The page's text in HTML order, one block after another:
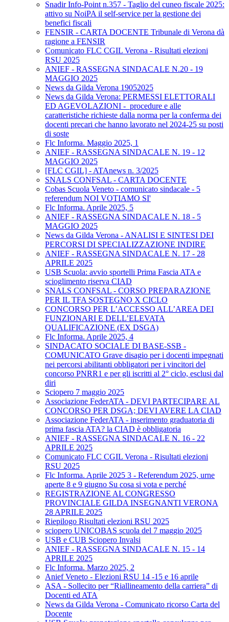
Snadir Info-Point n.357 - Taglio del cuneo fiscale 2025:
attivo su NoiPA il self-service per la gestione dei
benefici fiscali
FENSIR - CARTA DOCENTE Tribunale di Verona dà
ragione a FENSIR
Comunicato FLC CGIL Verona - Risultati elezioni
RSU 2025
ANIEF - RASSEGNA SINDACALE N.20 - 19
MAGGIO 2025
News da Gilda Verona 19052025
News da Gilda Verona: PERMESSI ELETTORALI
ED AGEVOLAZIONI - procedure e alle
caratteristiche richieste dalla norma per la conferma dei
docenti precari che hanno lavorato nel 2024-25 su posti
di soste
Flc Informa. Maggio 2025, 1
ANIEF - RASSEGNA SINDACALE N. 19 - 12
MAGGIO 2025
[FLC CGIL] - ATAnews n. 3/2025
SNALS CONFSAL - CARTA DOCENTE
Cobas Scuola Veneto - comunicato sindacale - 5
referendum NOI VOTIAMO SI'
Flc Informa. Aprile 2025, 5
ANIEF - RASSEGNA SINDACALE N. 18 - 5
MAGGIO 2025
News da Gilda Verona - ANALISI E SINTESI DEI
PERCORSI DI SPECIALIZZAZIONE INDIRE
ANIEF - RASSEGNA SINDACALE N. 17 - 28
APRILE 2025
USB Scuola: avvio sportelli Prima Fascia ATA e
scioglimento riserva CIAD
SNALS CONFSAL - CORSO PREPARAZIONE
PER IL TFA SOSTEGNO X CICLO
CONCORSO PER L’ACCESSO ALL’AREA DEI
FUNZIONARI E DELL’ELEVATA
QUALIFICAZIONE (EX DSGA)
Flc Informa. Aprile 2025, 4
SINDACATO SOCIALE DI BASE-SSB -
COMUNICATO Grave disagio per i docenti impegnati
nei percorsi abilitanti obbligatori per i vincitori del
concorso PNRR1 e per gli iscritti al 2° ciclo, esclusi dal
diri
Sciopero 7 maggio 2025
Associazione FederATA - DEVI PARTECIPARE AL
CONCORSO PER DSGA; DEVI AVERE LA CIAD
Associazione FederATA - inserimento graduatoria di
prima fascia ATA? la CIAD è obbligatoria
ANIEF - RASSEGNA SINDACALE N. 16 - 22
APRILE 2025
Comunicato FLC CGIL Verona - Risultati elezioni
RSU 2025
Flc Informa. Aprile 2025 3 - Referendum 2025, urne
aperte 8 e 9 giugno Su cosa si vota e perché
REGISTRAZIONE AL CONGRESSO
PROVINCIALE GILDA INSEGNANTI VERONA
28 APRILE 2025
Riepilogo Risultati elezioni RSU 2025
sciopero UNICOBAS scuola del 7 maggio 2025
USB e CUB Sciopero Invalsi
ANIEF - RASSEGNA SINDACALE N. 15 - 14
APRILE 2025
Flc Informa. Marzo 2025, 2
Anief Veneto - Elezioni RSU 14 -15 e 16 aprile
ASA - Sollecito per “Riallineamento della carriera” di
Docenti ed ATA
News da Gilda Verona - Comunicato ricorso Carta del
Docente